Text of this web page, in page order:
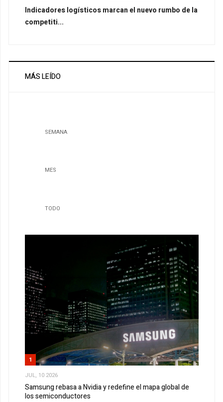
Indicadores logísticos marcan el nuevo rumbo de la
competiti...
MÁS LEÍDO
SEMANA
MES
TODO
1
JUL, 10 2026
Samsung rebasa a Nvidia y redefine el mapa global de
los semiconductores